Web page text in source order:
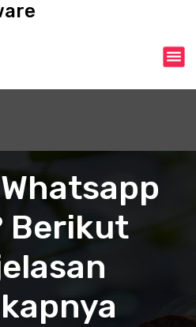
Berikut